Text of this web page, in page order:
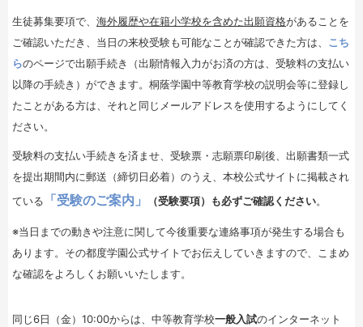
生徒募集要項で、 海外履歴や在籍小学校を含めた出願資格があることを
ご確認いただき、当日の来校受験も可能なことが確認できた方は、 こち
らのページで出願手続き（出願情報入力がお済の方は、受験料の支払い
以降の手続き）ができます。桐蔭学園中等教育学校の説明会等に登録し
たことがある方は、それと同じメールアドレスを使用するようにしてく
ださい。
受験料の支払い手続きを済ませ、受験票・志願票印刷後、出願書類一式
を提出期間内に郵送（締切日必着）のうえ、本校公式サイトに掲載され
ている
「受験のご案内」 （受験要項）も必ずご確認ください。
※当日までの動きや注意に関して今後重要な連絡事項が発生する場合も
あります。その都度学園公式サイトでお伝えしていきますので、こまめ
な確認をよろしくお願いいたします。
同じ6日（金）10:00からは、中等教育学校一般入試のインターネット